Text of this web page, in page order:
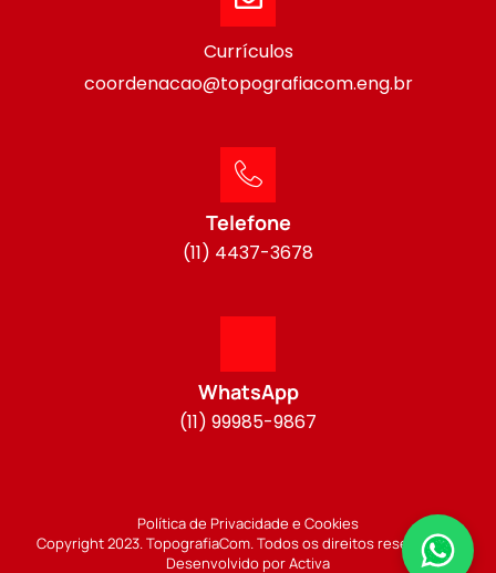
Currículos
coordenacao@topografiacom.eng.br
Telefone
(11) 4437-3678
WhatsApp
(11) 99985-9867
Política de Privacidade e Cookies
Copyright 2023. TopografiaCom. Todos os direitos reservados.
Desenvolvido por Activa